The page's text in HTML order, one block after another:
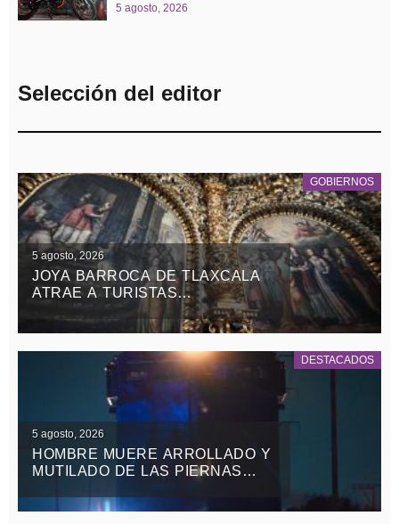
5 agosto, 2026
Selección del editor
GOBIERNOS
5 agosto, 2026
JOYA BARROCA DE TLAXCALA
ATRAE A TURISTAS
NACIONALES Y EXTRANJEROS
DESTACADOS
5 agosto, 2026
HOMBRE MUERE ARROLLADO Y
MUTILADO DE LAS PIERNAS
TEOLOCHOLCO